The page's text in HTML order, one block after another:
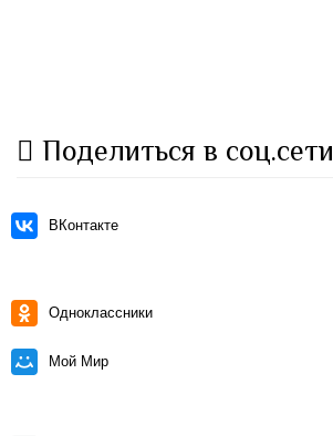
Поделиться в соц.сети
ВКонтакте
Одноклассники
Мой Мир